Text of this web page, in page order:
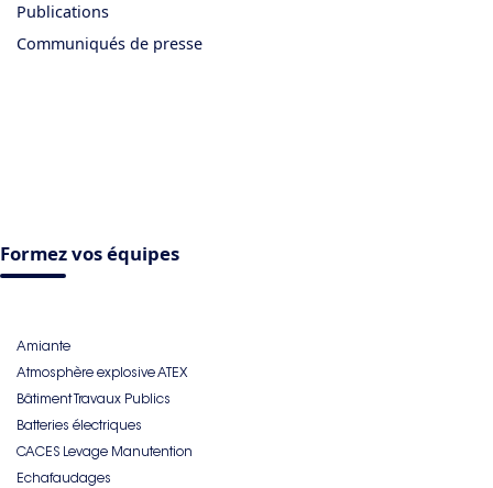
Publications
Communiqués de presse
Formez vos équipes
Amiante
Atmosphère explosive ATEX
Bâtiment Travaux Publics
Batteries électriques
CACES Levage Manutention
Echafaudages